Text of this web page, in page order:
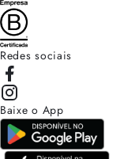
Redes sociais
Baixe o App